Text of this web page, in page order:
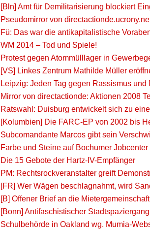
[Bln] Amt für Demilitarisierung blockiert
Pseudomirror von
Fü: Das war die antikapitalistische
WM 2014 – Tod und Spiele!
Protest gegen Atommülllager in
[VS] Linkes Zentrum Mathilde Müller
Leipzig: Jeden Tag gegen Rassismus und
Mirror von directactionde: Aktionen 2008
Ratswahl: Duisburg entwickelt sich zu
[Kolumbien] Die FARC-EP von 2002 bis
Subcomandante Marcos gibt sein
Farbe und Steine auf Bochumer Jobcenter
Die 15 Gebote der Hartz-IV-Empfänger
PM: Rechtsrockveranstalter greift
[FR] Wer Wägen beschlagnahmt, wird
[B] Offener Brief an die Mietergemeinschaft
[Bonn] Antifaschistischer
Schulbehörde in Oakland wg. Mumia-